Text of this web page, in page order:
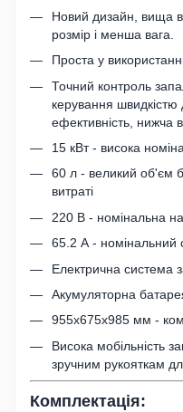
Новий дизайн, вища
розмір і менша вага.
Проста у
Точний контроль
керування швидкістю
ефективність, нижча
15 кВт - висока
60 л - великий об'єм
витраті
220 В - номінальна
65.2 А - номінальний
Електрична система
Акумуляторна
955х675х985 мм -
Висока мобільність
зручним рукояткам
Комплектація: